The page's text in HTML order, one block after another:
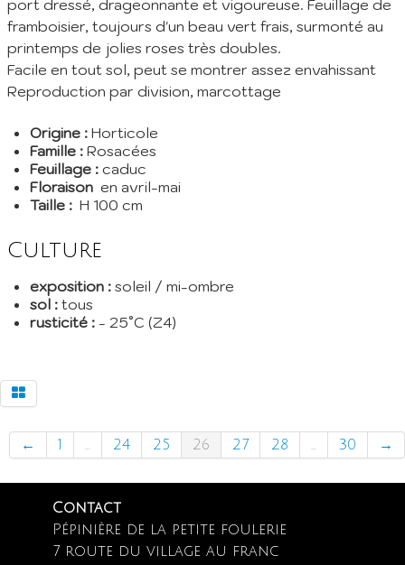
port dressé, drageonnante et vigoureuse. Feuillage de
framboisier, toujours d'un beau vert frais, surmonté au
printemps de jolies roses très doubles.
Facile en tout sol, peut se montrer assez envahissant
Reproduction par division, marcottage
Origine : Horticole
Famille : Rosacées
Feuillage : caduc
Floraison en avril-mai
Taille : H 100 cm
Culture
exposition : soleil / mi-ombre
sol : tous
rusticité : - 25°C (Z4)
← 1 ... 24 25 26 27 28 ... 30 →
Contact
Pépinière de la petite foulerie
7 route du village au franc